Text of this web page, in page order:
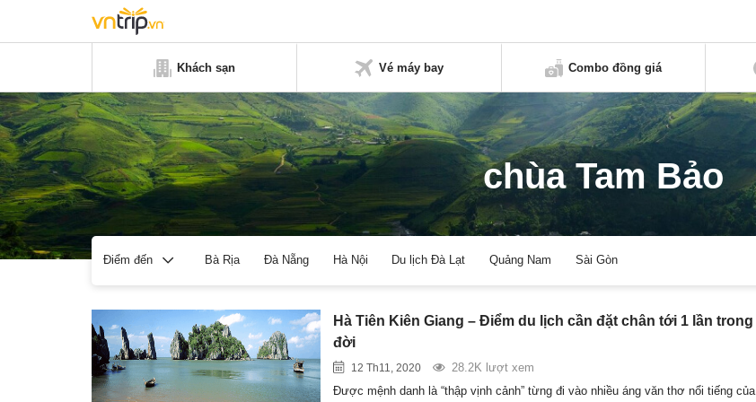
Khách sạn Vé máy bay Combo đồng giá
chùa Tam Bảo
Điểm đến Bà Rịa Đà Nẵng Hà Nội Du lịch Đà Lạt Quảng Nam Sài Gòn
Hà Tiên Kiên Giang – Điểm du lịch cần đặt chân tới 1 lần trong
đời
12 Th11, 2020
28.2K lượt xem
Được mệnh danh là “thập vịnh cảnh” từng đi vào nhiều áng văn thơ nổi tiếng của